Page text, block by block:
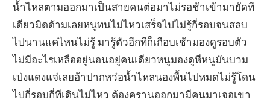
น้ำไหลตามออกมาเป็นสายคนต่อมาไม่รอช้าเข้ามายัดที
เดียวมิดด้ามเลยหนูทนไม่ไหวเสร็จไปไม่รู้กี่รอบจนสลบ
ไปนานแค่ไหนไม่รู้ มารู้ตัวอีกทีก็เกือบเช้ามองดูรอบตัว
ไม่มีอะไรเหลืออยู่นอนอยู่คนเดียวหนูมองดูหีหนูมันบวม
เป่งแดงแจ๋เลยอ้าปากหว๋อน้ำไหลนองพื้นไปหมดไม่รู้โดน
ไปกี่รอบกี่ทีเดินไม่ไหว ต้องครานออกมามีคนมาเจอเขา